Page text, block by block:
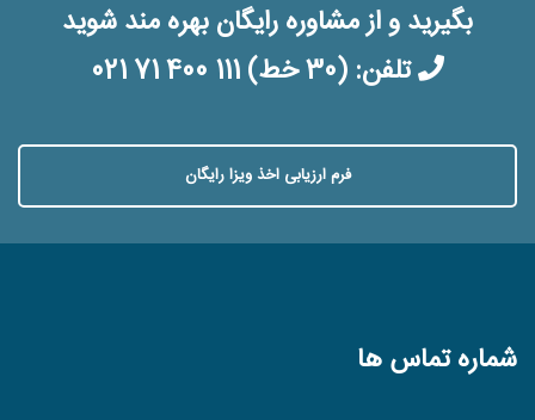
بگیرید و از مشاوره رایگان بهره مند شوید
تلفن: (30 خط) 021 71 400 111
فرم ارزیابی اخذ ویزا رایگان
شماره تماس ها